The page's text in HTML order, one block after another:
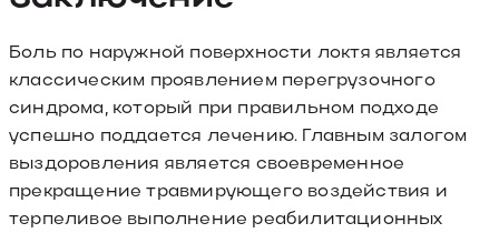
Боль по наружной поверхности локтя является
классическим проявлением перегрузочного
синдрома, который при правильном подходе
успешно поддается лечению. Главным залогом
выздоровления является своевременное
прекращение травмирующего воздействия и
терпеливое выполнение реабилитационных